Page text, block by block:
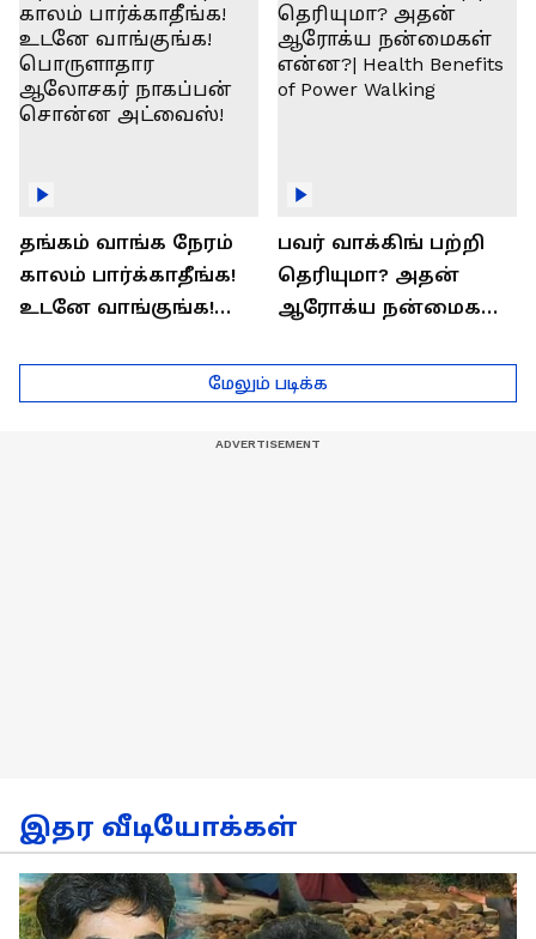
தங்கம் வாங்க நேரம்
காலம் பார்க்காதீங்க!
உடனே வாங்குங்க!
ஆலோசகர் நாகப்பன்
சொன்ன அட்வைஸ்!
பவர் வாக்கிங் பற்றி
தெரியுமா? அதன்
ஆரோக்ய நன்மைகள்
of Power Walking
மேலும் படிக்க
இதர வீடியோக்கள்